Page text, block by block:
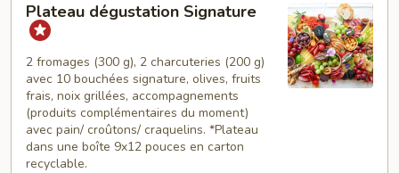
dégustation
Signature
Plateau dégustation Signature
2 fromages (300 g), 2 charcuteries (200 g)
avec 10 bouchées signature, olives, fruits
frais, noix grillées, accompagnements
(produits complémentaires du moment)
avec pain/ croûtons/ craquelins. *Plateau
dans une boîte 9x12 pouces en carton
recyclable.